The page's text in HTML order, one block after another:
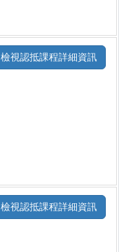
檢視認抵課程詳細資訊
檢視認抵課程詳細資訊